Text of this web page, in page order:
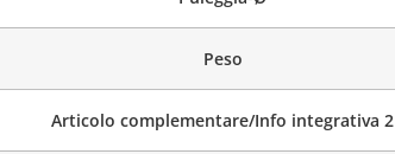
Peso
Articolo complementare/Info integrativa 2